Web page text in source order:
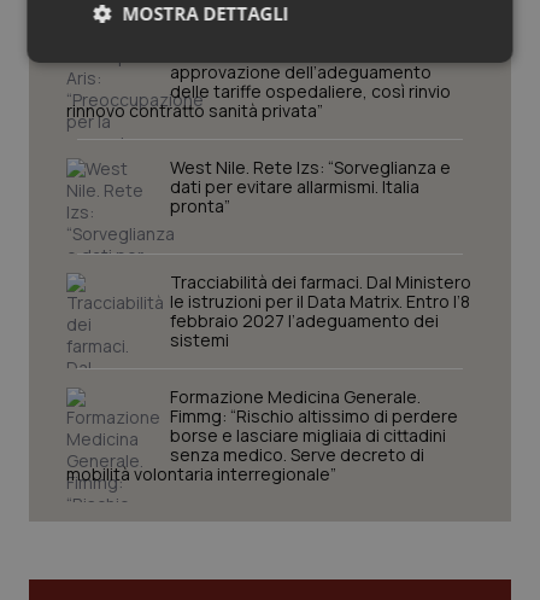
approvazione dell’adeguamento
delle tariffe ospedaliere, così rinvio
rinnovo contratto sanità privata”
West Nile. Rete Izs: “Sorveglianza e
dati per evitare allarmismi. Italia
pronta”
Tracciabilità dei farmaci. Dal Ministero
le istruzioni per il Data Matrix. Entro l’8
febbraio 2027 l’adeguamento dei
sistemi
Formazione Medicina Generale.
Fimmg: “Rischio altissimo di perdere
borse e lasciare migliaia di cittadini
senza medico. Serve decreto di
mobilità volontaria interregionale”
MOSTRA DETTAGLI
Necessari Statistici Marketing
Necessari
I cookie necessari contribuiscono a rendere fruibile il
sito web abilitandone funzionalità di base quali la
navigazione sulle pagine e l'accesso alle aree
protette del sito. Il sito web non è in grado di
funzionare correttamente senza questi cookie.
Fornitore/Dominio
VISITOR_PRIVACY_METADATA
YouTube
.youtube.com